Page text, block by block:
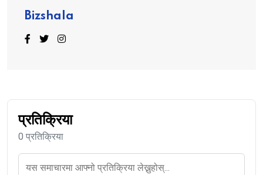
Bizshala
प्रतिक्रिया
0 प्रतिक्रिया